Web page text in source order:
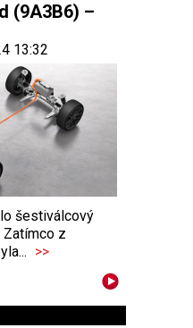
(9A3B6) –
13:32
šestiválcový
Zatímco z
>>